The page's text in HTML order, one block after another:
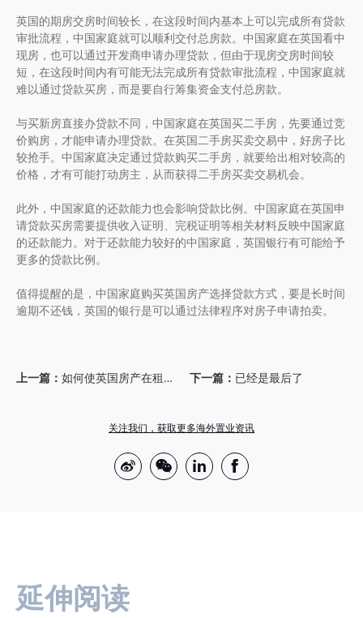
英国的期房交房时间较长，在这段时间内基本上可以完成所有贷款
审批流程，中国家庭就可以顺利交付总房款。中国家庭在英国看中
现房，也可以通过开发商申请办理贷款，但由于现房交房时间较
短，在这段时间内有可能无法完成所有贷款审批流程，中国家庭就
难以通过贷款买房，而是要自行筹集资金支付总房款。
与买新房直接办贷款不同，中国家庭在英国买二手房，先要通过竞
价购房，才能申请办理贷款。在英国二手房买卖交易中，好房子比
较抢手。中国家庭决定通过贷款购买二手房，就要给出相对较高的
价格，才有可能打动房主，从而获得二手房买卖交易机会。
此外，中国家庭的还款能力也会影响贷款比例。中国家庭在英国申
请贷款买房需要提供收入证明、完税证明等相关材料反映中国家庭
的还款能力。对于还款能力较好的中国家庭，英国银行有可能给予
更多的贷款比例。
值得提醒的是，中国家庭购买英国房产选择贷款方式，要是长时间
逾期不还钱，英国的银行是可以通过法律程序对房子申请拍卖。
上一篇： 如何使英国房产在租售市场上更具吸引力？ 下一篇： 已经是最后了
关注我们，获取更多海外置业资讯
延伸阅读